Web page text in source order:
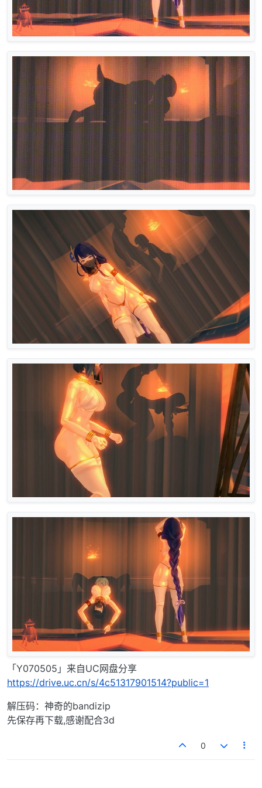
「Y070505」来自UC网盘分享
https://drive.uc.cn/s/4c51317901514?public=1
解压码：神奇的bandizip
先保存再下载,感谢配合3d
0